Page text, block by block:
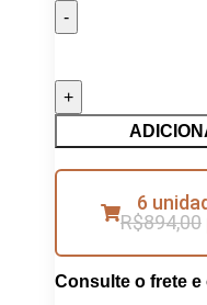
6
R$894,00
Consulte o frete e